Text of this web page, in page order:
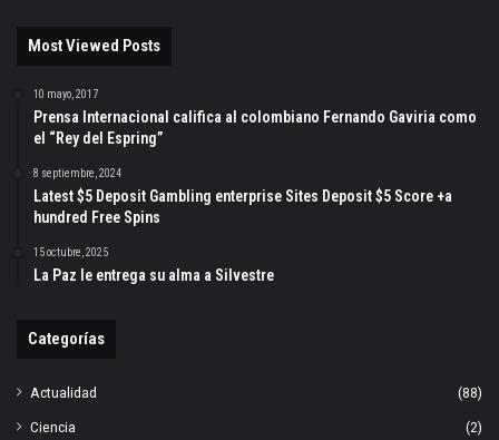
Most Viewed Posts
10 mayo, 2017
Prensa Internacional califica al colombiano Fernando Gaviria como
el “Rey del Espring”
8 septiembre, 2024
Latest $5 Deposit Gambling enterprise Sites Deposit $5 Score +a
hundred Free Spins
15 octubre, 2025
La Paz le entrega su alma a Silvestre
Categorías
Actualidad
(88)
Ciencia
(2)